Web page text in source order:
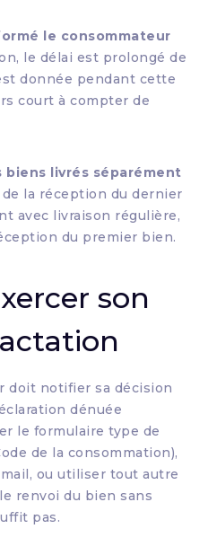
le consommateur
le délai est prolongé de
donnée pendant cette
court à compter de
biens livrés séparément
la réception du dernier
avec livraison régulière,
du premier bien.
son
doit notifier sa décision
dénuée
le formulaire type de
de la consommation),
ou utiliser tout autre
renvoi du bien sans
pas.